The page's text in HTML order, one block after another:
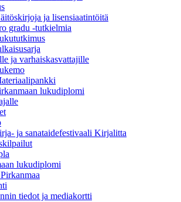
ja lisensiaatintöitä
gradu -tutkielmia
ja varhaiskasvattajille
lukudiplomi
ja sanataidefestivaali Kirjalitta
lukudiplomi
tiedot ja mediakortti